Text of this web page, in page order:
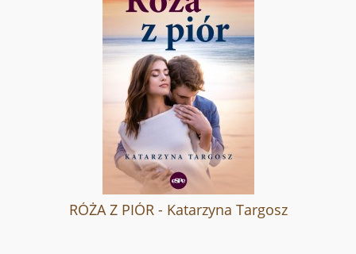
RÓŻA Z PIÓR - Katarzyna Targosz